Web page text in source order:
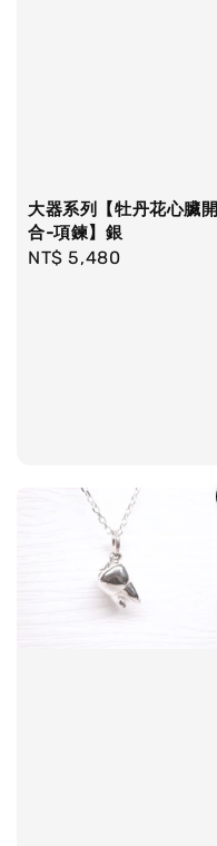
大器系列【牡丹花心臟開
合-項鍊】銀
Regular
NT$ 5,480